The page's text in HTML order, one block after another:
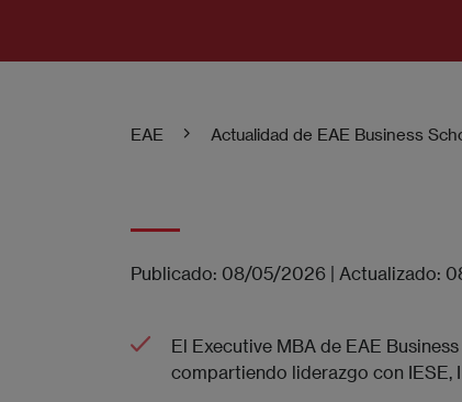
EAE Actualidad de EAE Business
Publicado: 08/05/2026 | Actualizado:
El Executive MBA de EAE
compartiendo liderazgo con IESE,